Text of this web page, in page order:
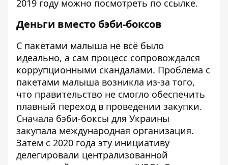
2019 году можно посмотреть по ссылке.
Деньги вместо бэби-боксов
С пакетами малыша не всё было
идеально, а сам процесс сопровождался
коррупционными скандалами. Проблема с
пакетами малыша возникла из-за того,
что правительство не смогло обеспечить
плавный переход в проведении закупки.
Сначала бэби-боксы для Украины
закупала международная организация.
Затем с 2020 года эту инициативу
делегировали централизованной